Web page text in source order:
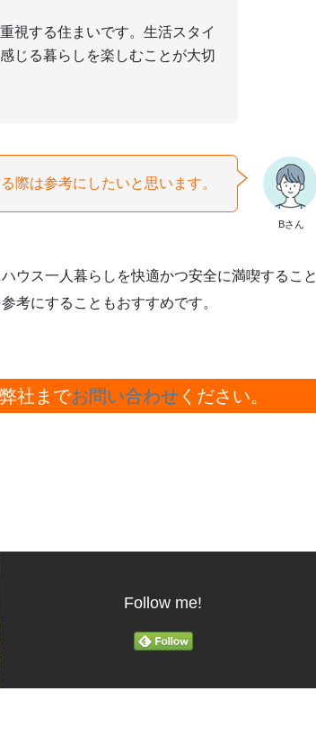
視する住まいです。生活スタイ
じる暮らしを楽しむことが大切
Bさん
際は参考にしたいと思います。
ウス一人暮らしを快適かつ安全に満喫すること
考にすることもおすすめです。
社までお問い合わせ ください。
Follow me!